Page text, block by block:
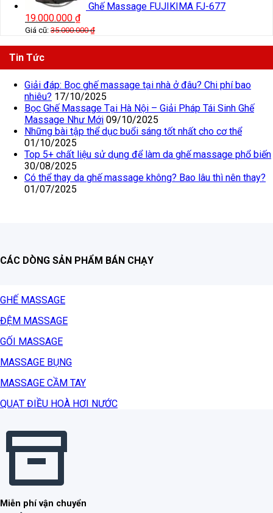
Ghế Massage FUJIKIMA FJ-677
19.000.000 ₫
Giá cũ: 35.000.000₫
Tin Tức
Giải đáp: Bọc ghế massage tại nhà ở đâu? Chi phí bao
nhiêu? 17/10/2025
Bọc Ghế Massage Tại Hà Nội – Giải Pháp Tái Sinh Ghế
Massage Như Mới 09/10/2025
Những bài tập thể dục buổi sáng tốt nhất cho cơ thể
01/10/2025
Top 5+ chất liệu sử dụng để làm da ghế massage phổ biến
30/08/2025
Có thể thay da ghế massage không? Bao lâu thì nên thay?
01/07/2025
CÁC DÒNG SẢN PHẨM BÁN CHẠY
GHẾ MASSAGE
ĐỆM MASSAGE
GỐI MASSAGE
MASSAGE BỤNG
MASSAGE CẦM TAY
QUẠT ĐIỀU HOÀ HƠI NƯỚC
Miễn phí vận chuyển